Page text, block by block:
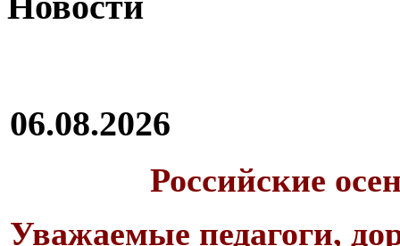
06.08.2026
Российские
Уважаемые педагоги,